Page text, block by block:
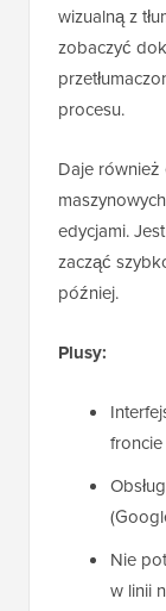
wizualną z
zobaczyć
procesu.
Daje również
edycjami.
zacząć
później.
Plusy:
froncie
Nie
w linii